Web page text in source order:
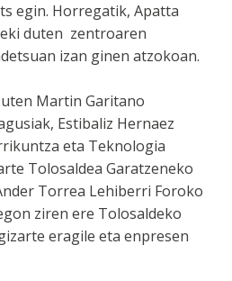
egin. Horregatik, Apatta
duten zentroaren
izan ginen atzokoan.
Martin Garitano
Estibaliz Hernaez
eta Teknologia
Tolosaldea Garatzeneko
Torrea Lehiberri Foroko
ziren ere Tolosaldeko
eragile eta enpresen